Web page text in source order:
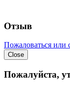
Отзыв
Пожаловаться или
Close
Пожалуйста,